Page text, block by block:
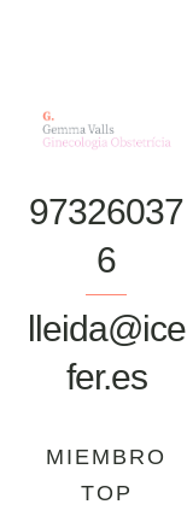
97326037
6
lleida@ice
fer.es
MIEMBRO
TOP